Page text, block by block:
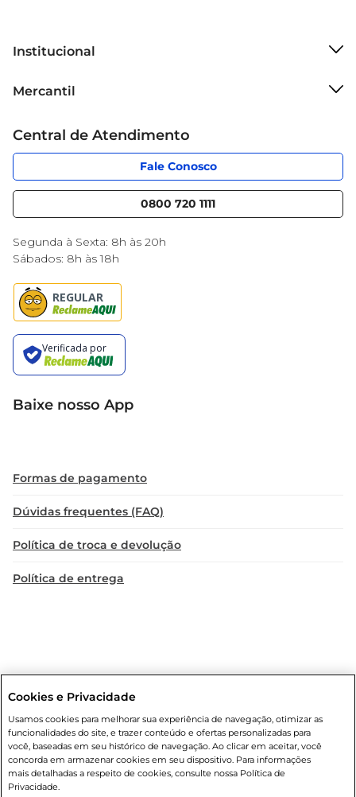
Institucional
Sobre Privacidade
Nossas lojas
Mercantil
Código de Ética
Serviços
Central de Atendimento
Fale Conosco
0800 720 1111
Segunda à Sexta: 8h às 20h
Sábados: 8h às 18h
Baixe nosso App
Formas de pagamento
Dúvidas frequentes (FAQ)
Política de troca e devolução
Política de entrega
é o do carrinho de compras. Fotos ilustrativas. Compras sujeitas a
confirmação de estoque. Compras podem ser canceladas em caso
de suspeita de fraude. A fim de garantir o acesso de um maior
número de clientes as nossas promoções, a compra de produtos
com preços promocionais poderá ter sua quantidade limitada por
cliente. Os preços, ofertas e condições são exclusivos para o e-
Cookies e Privacidade
Usamos cookies para melhorar sua experiência de navegação, otimizar as
funcionalidades do site, e trazer conteúdo e ofertas personalizadas para
você, baseadas em seu histórico de navegação. Ao clicar em aceitar, você
concorda em armazenar cookies em seu dispositivo. Para informações
mais detalhadas a respeito de cookies, consulte nossa Política de
Privacidade.